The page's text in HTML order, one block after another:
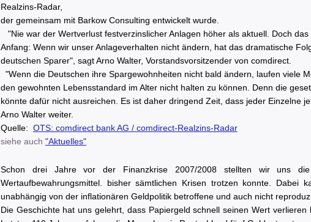
Realzins-Radar,
der gemeinsam mit Barkow Consulting entwickelt wurde.
"Nie war der Wertverlust festverzinslicher Anlagen höher als aktuell. Doch das
Anfang: Wenn wir unser Anlageverhalten nicht ändern, hat das dramatische
deutschen Sparer", sagt Arno Walter, Vorstandsvorsitzender von comdirect.
"Wenn die Deutschen ihre Spargewohnheiten nicht bald ändern, laufen viele
den gewohnten Lebensstandard im Alter nicht halten zu können. Denn die
könnte dafür nicht ausreichen. Es ist daher dringend Zeit, dass jeder Einzelne
Arno Walter weiter.
Quelle: OTS: comdirect bank AG / comdirect-Realzins-Radar
siehe auch "Aktuelles"
Schon drei Jahre vor der Finanzkrise 2007/2008 stellten wir uns
Wertaufbewahrungsmittel. bisher sämtlichen Krisen trotzen konnte. Dabei
unabhängig von der inflationären Geldpolitik betroffene und auch nicht
Die Geschichte hat uns gelehrt, dass Papiergeld schnell seinen Wert verlieren